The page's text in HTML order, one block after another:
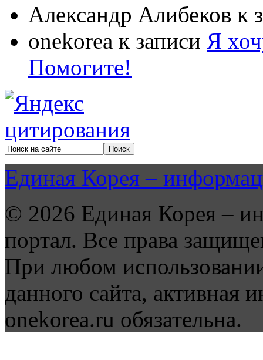
Александр Алибеков к
onekorea к записи Я
Помогите!
Единая Корея –
© 2026 Единая Корея –
портал. Все права
При любом
данного сайта, активная
onekorea.ru обязательна.